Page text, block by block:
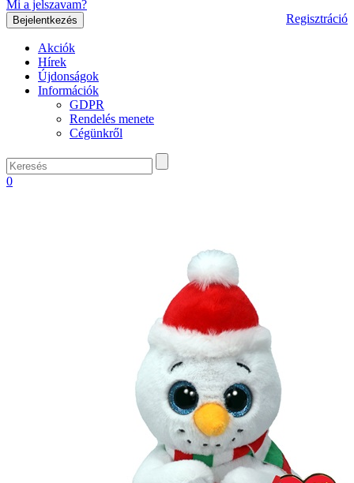
Mi a jelszavam?
Regisztráció
Akciók
Hírek
Újdonságok
Információk
GDPR
Rendelés menete
Cégünkről
0